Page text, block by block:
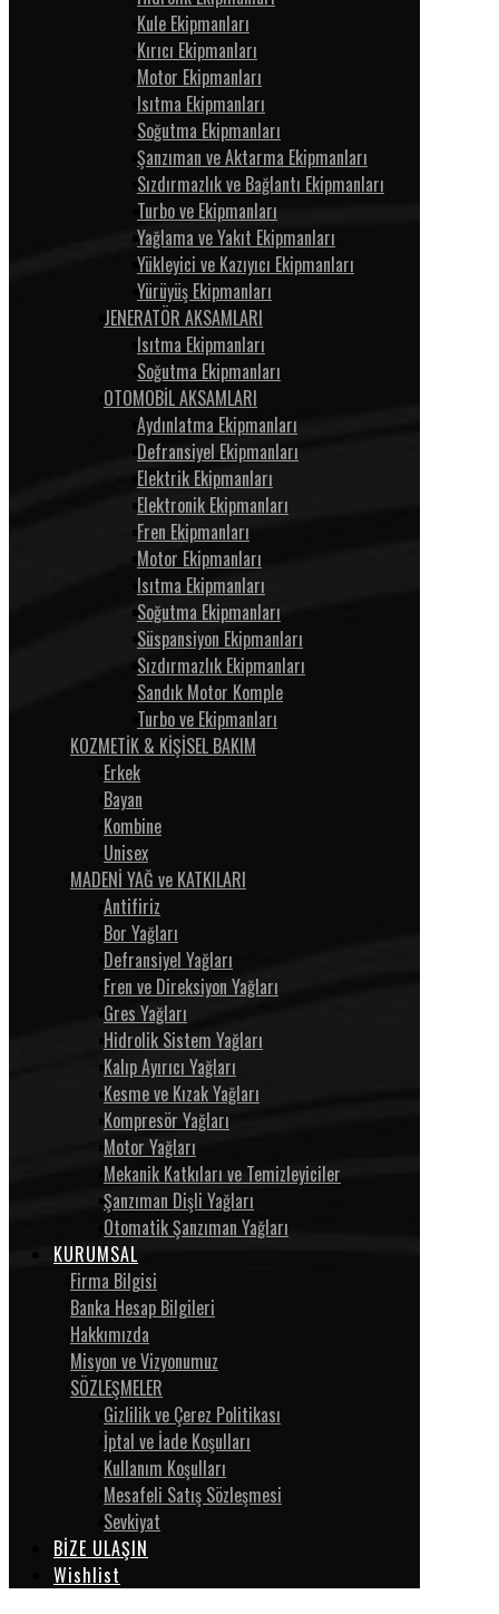
Kule Ekipmanları
Kırıcı Ekipmanları
Motor Ekipmanları
Isıtma Ekipmanları
Soğutma Ekipmanları
Şanzıman ve Aktarma Ekipmanları
Sızdırmazlık ve Bağlantı Ekipmanları
Turbo ve Ekipmanları
Yağlama ve Yakıt Ekipmanları
Yükleyici ve Kazıyıcı Ekipmanları
Yürüyüş Ekipmanları
JENERATÖR AKSAMLARI
Isıtma Ekipmanları
Soğutma Ekipmanları
OTOMOBİL AKSAMLARI
Aydınlatma Ekipmanları
Defransiyel Ekipmanları
Elektrik Ekipmanları
Elektronik Ekipmanları
Fren Ekipmanları
Motor Ekipmanları
Isıtma Ekipmanları
Soğutma Ekipmanları
Süspansiyon Ekipmanları
Sızdırmazlık Ekipmanları
Sandık Motor Komple
Turbo ve Ekipmanları
KOZMETİK & KİŞİSEL BAKIM
Erkek
Bayan
Kombine
Unisex
MADENİ YAĞ ve KATKILARI
Antifiriz
Bor Yağları
Defransiyel Yağları
Fren ve Direksiyon Yağları
Gres Yağları
Hidrolik Sistem Yağları
Kalıp Ayırıcı Yağları
Kesme ve Kızak Yağları
Kompresör Yağları
Motor Yağları
Mekanik Katkıları ve Temizleyiciler
Şanzıman Dişli Yağları
Otomatik Şanzıman Yağları
KURUMSAL
Firma Bilgisi
Banka Hesap Bilgileri
Hakkımızda
Misyon ve Vizyonumuz
SÖZLEŞMELER
Gizlilik ve Çerez Politikası
İptal ve İade Koşulları
Kullanım Koşulları
Mesafeli Satış Sözleşmesi
Sevkiyat
BİZE ULAŞIN
Wishlist